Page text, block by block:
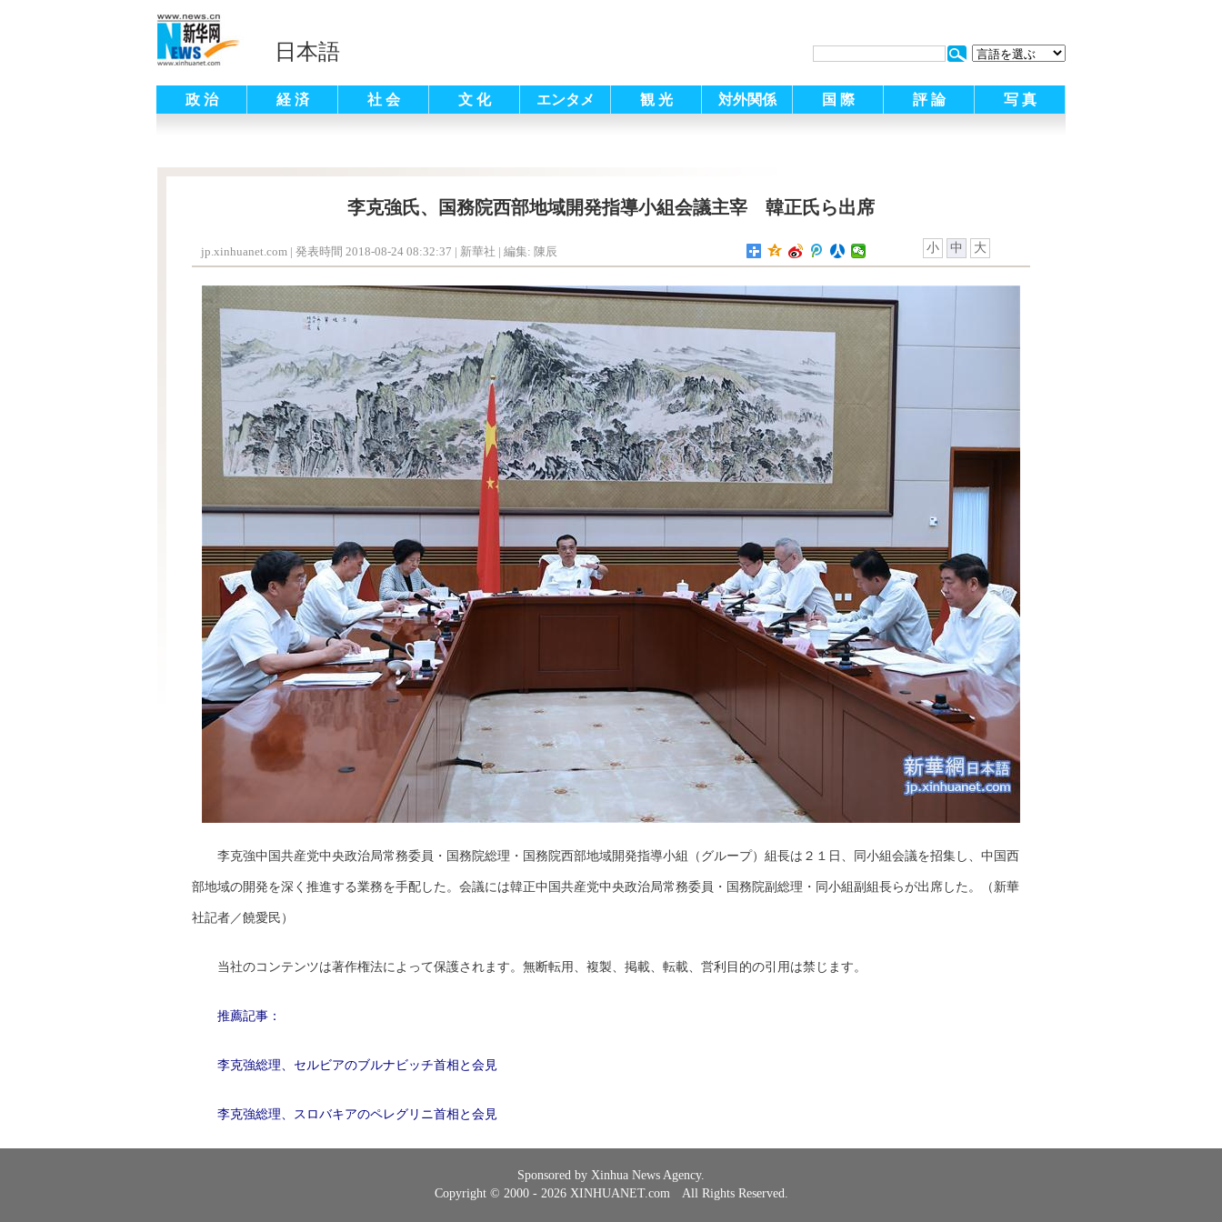
日本語
政 治 経 済 社 会 文 化 エンタメ 観 光 対外関係 国 際 評 論 写 真
李克強氏、国務院西部地域開発指導小組会議主宰 韓正氏ら出席
jp.xinhuanet.com | 発表時間 2018-08-24 08:32:37 | 新華社 | 編集: 陳辰 小 中 大
李克強中国共産党中央政治局常務委員・国務院総理・国務院西部地域開発指導小組（グループ）組長は２１日、同小組会議を招集し、中国西
部地域の開発を深く推進する業務を手配した。会議には韓正中国共産党中央政治局常務委員・国務院副総理・同小組副組長らが出席した。（新華
社記者／饒愛民）
当社のコンテンツは著作権法によって保護されます。無断転用、複製、掲載、転載、営利目的の引用は禁じます。
推薦記事：
李克強総理、セルビアのブルナビッチ首相と会見
李克強総理、スロバキアのペレグリニ首相と会見
Sponsored by Xinhua News Agency.
Copyright © 2000 - 2026 XINHUANET.com All Rights Reserved.